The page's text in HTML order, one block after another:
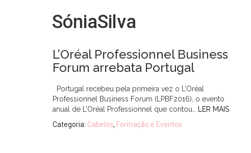
SóniaSilva
L’Oréal Professionnel Business
Forum arrebata Portugal
Portugal recebeu pela primeira vez o L’Oréal
Professionnel Business Forum (LPBF2016), o evento
anual de L’Oréal Professionnel que contou…
LER MAIS
Categoria: Cabelos, Formação e Eventos